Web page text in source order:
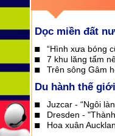
Dọc miền đất
“Hình xưa bóng
7 khu lăng tẩm
Trên sông Gâm
Du hành thế giới
Juzcar - “Ngôi
Dresden -
Hoa xuân